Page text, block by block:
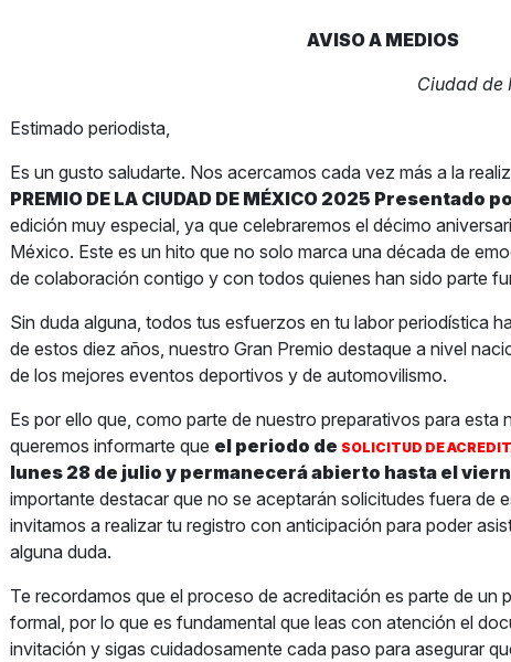
AVISO A MEDIOS
Ciudad de
Estimado periodista,
Es un gusto saludarte. Nos acercamos cada vez más a la
PREMIO DE LA CIUDAD DE MÉXICO 2025 Presentado
edición muy especial, ya que celebraremos el décimo
México. Este es un hito que no solo marca una década de
de colaboración contigo y con todos quienes han sido parte
Sin duda alguna, todos tus esfuerzos en tu labor periodística
de estos diez años, nuestro Gran Premio destaque a nivel
de los mejores eventos deportivos y de automovilismo.
Es por ello que, como parte de nuestro preparativos para esta
queremos informarte que el periodo de SOLICITUD DE
lunes 28 de julio y permanecerá abierto hasta el
importante destacar que no se aceptarán solicitudes fuera de
invitamos a realizar tu registro con anticipación para poder
alguna duda.
Te recordamos que el proceso de acreditación es parte de un
formal, por lo que es fundamental que leas con atención el
invitación y sigas cuidadosamente cada paso para asegurar